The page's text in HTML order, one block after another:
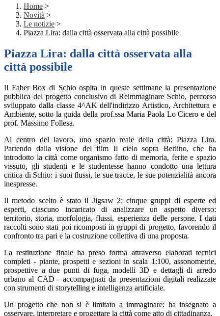
Home >
Novità >
Le notizie >
Piazza Lira: dalla città osservata alla città possibile
Piazza Lira: dalla città osservata alla
città possibile
Il Faber Box di Schio ospita in queste settimane la presentazione
pubblica del progetto conclusivo diReimmaginare Schio, percorso
sviluppato dalla classe 4^AK dell'indirizzo Artistico, Architettura e
Ambiente, sotto la guida della prof.ssa Maria Paola Lo Cicero e del
prof. Massimo Follesa.
Al centro del lavoro, uno spazio reale della città: Piazza Lira.
Partendo dalla visione del film Il cielo sopra Berlino, che ha
introdotto la città come organismo fatto di memoria, ferite e spazio
vissuto, gli studenti e le studentesse hanno condotto una lettura
critica di Schio: i suoi flussi, le sue tracce, le sue potenzialità ancora
inespresse.
Il metodo scelto è stato il Jigsaw 2: cinque gruppi di esperte ed
esperti, ciascuno incaricato di analizzare un aspetto diverso:
territorio, storia, morfologia, flussi, esperienza delle persone. I dati
raccolti sono stati poi ricomposti in gruppi di progetto, favorendo il
confronto tra pari e la costruzione collettiva di una proposta.
La restituzione finale ha preso forma attraverso elaborati tecnici
completi - piante, prospetti e sezioni in scala 1:100, assonometrie,
prospettive a due punti di fuga, modelli 3D e dettagli di arredo
urbano al CAD - accompagnati da presentazioni digitali realizzate
con strumenti di storytelling e intelligenza artificiale.
Un progetto che non si è limitato a immaginare: ha insegnato a
osservare, interpretare e progettare la città come atto di cittadinanza.